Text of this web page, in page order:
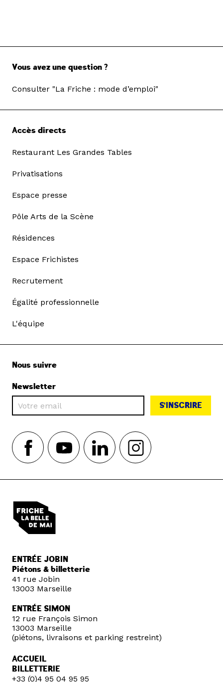
Vous avez une question ?
Consulter "La Friche : mode d’emploi"
Accès directs
Restaurant Les Grandes Tables
Privatisations
Espace presse
Pôle Arts de la Scène
Résidences
Espace Frichistes
Recrutement
Égalité professionnelle
L'équipe
Nous suivre
Newsletter
S'INSCRIRE
ENTRÉE JOBIN
Piétons & billetterie
41 rue Jobin
13003 Marseille
ENTRÉE SIMON
12 rue François Simon
13003 Marseille
(piétons, livraisons et parking restreint)
ACCUEIL
BILLETTERIE
+33 (0)4 95 04 95 95